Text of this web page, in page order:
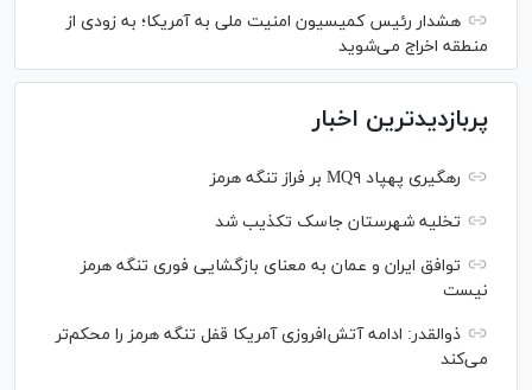
هشدار رئیس کمیسیون امنیت ملی به آمریکا؛ به زودی از
منطقه اخراج می‌شوید
پربازدیدترین اخبار
رهگیری پهپاد MQ۹ بر فراز تنگه هرمز
تخلیه شهرستان جاسک تکذیب شد
توافق ایران و عمان به معنای بازگشایی فوری تنگه هرمز
نیست
ذوالقدر: ادامه آتش‌افروزی آمریکا قفل تنگه هرمز را محکم‌تر
می‌کند